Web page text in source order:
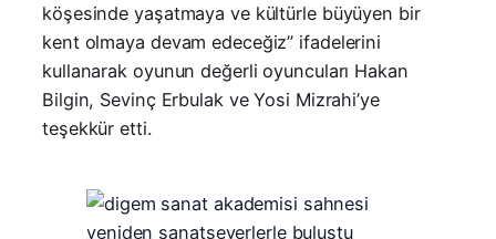
köşesinde yaşatmaya ve kültürle büyüyen bir
kent olmaya devam edeceğiz” ifadelerini
kullanarak oyunun değerli oyuncuları Hakan
Bilgin, Sevinç Erbulak ve Yosi Mizrahi’ye
teşekkür etti.